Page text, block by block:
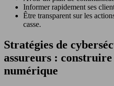
Informer rapidement ses
Être transparent sur les
casse.
Stratégies de
assureurs :
numérique